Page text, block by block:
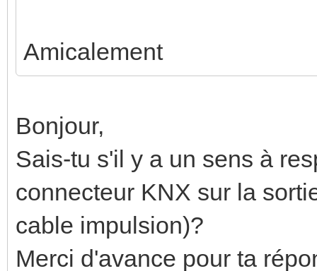
Amicalement
Bonjour,
Sais-tu s'il y a un sens à
connecteur KNX sur la
cable impulsion)?
Merci d'avance pour ta